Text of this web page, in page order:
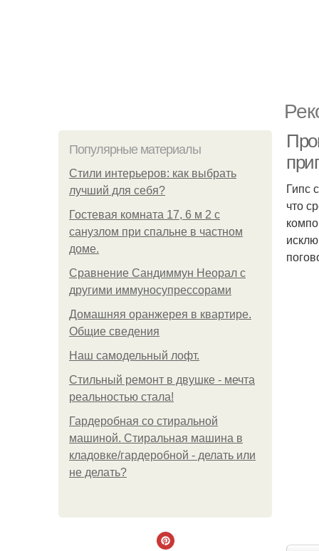
Популярные материалы
Стили интерьеров: как выбрать
лучший для себя?
Гостевая комната 17, 6 м 2 с
санузлом при спальне в частном
доме.
Сравнение Сандиммун Неорал с
другими иммуносупрессорами
Домашняя оранжерея в квартире.
Общие сведения
Наш самодельный лофт.
Стильный ремонт в двушке - мечта
реальностью стала!
Гардеробная со стиральной
машиной. Стиральная машина в
кладовке/гардеробной - делать или
не делать?
Гипс
что